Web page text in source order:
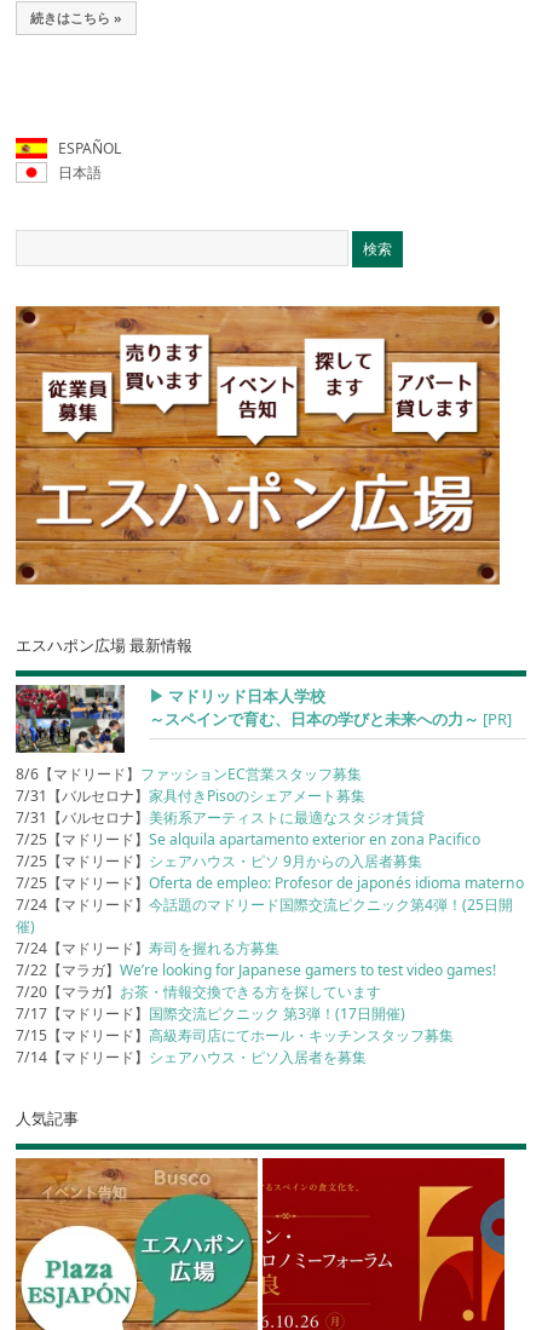
続きはこちら »
ESPAÑOL
日本語
エスハポン広場 最新情報
▶︎ マドリッド日本人学校
～スペインで育む、日本の学びと未来への力～ [PR]
8/6【マドリード】 ファッションEC営業スタッフ募集
7/31【バルセロナ】家具付きPisoのシェアメート募集
7/31【バルセロナ】美術系アーティストに最適なスタジオ賃貸
7/25【マドリード】Se alquila apartamento exterior en zona Pacifico
7/25【マドリード】 シェアハウス・ピソ 9月からの入居者募集
7/25【マドリード】Oferta de empleo: Profesor de japonés idioma materno
7/24【マドリード】今話題のマドリード国際交流ピクニック第4弾！(25日開
催)
7/24【マドリード】寿司を握れる方募集
7/22【マラガ】We’re looking for Japanese gamers to test video games!
7/20【マラガ】 お茶・情報交換できる方を探しています
7/17【マドリード】 国際交流ピクニック 第3弾！(17日開催)
7/15【マドリード】高級寿司店にてホール・キッチンスタッフ募集
7/14【マドリード】 シェアハウス・ピソ入居者を募集
人気記事